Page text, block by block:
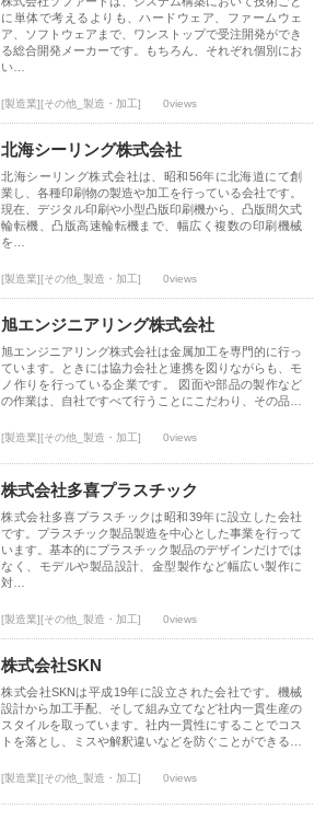
に単体で考えるよりも、ハードウェア、ファームウェ
ア、ソフトウェアまで、ワンストップで受注開発ができ
る総合開発メーカーです。もちろん、それぞれ個別にお
い…
[製造業][その他_製造・加工] 0views
北海シーリング株式会社
北海シーリング株式会社は、昭和56年に北海道にて創
業し、各種印刷物の製造や加工を行っている会社です。
現在、デジタル印刷や小型凸版印刷機から、凸版間欠式
輪転機、凸版高速輪転機まで、幅広く複数の印刷機械
を…
[製造業][その他_製造・加工] 0views
旭エンジニアリング株式会社
旭エンジニアリング株式会社は金属加工を専門的に行っ
ています。ときには協力会社と連携を図りながらも、モ
ノ作りを行っている企業です。 図面や部品の製作など
の作業は、自社ですべて行うことにこだわり、その品…
[製造業][その他_製造・加工] 0views
株式会社多喜プラスチック
株式会社多喜プラスチックは昭和39年に設立した会社
です。プラスチック製品製造を中心とした事業を行って
います。基本的にプラスチック製品のデザインだけでは
なく、モデルや製品設計、金型製作など幅広い製作に
対…
[製造業][その他_製造・加工] 0views
株式会社SKN
株式会社SKNは平成19年に設立された会社です。機械
設計から加工手配、そして組み立てなど社内一貫生産の
スタイルを取っています。社内一貫性にすることでコス
トを落とし、ミスや解釈違いなどを防ぐことができる…
[製造業][その他_製造・加工] 0views